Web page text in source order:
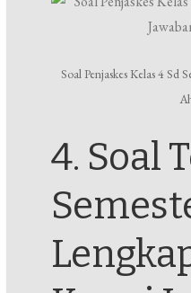
Soal Penjaskes Kelas 4 Sd
4. Soal